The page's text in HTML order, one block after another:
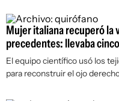
Mujer italiana recuperó la
precedentes: llevaba
El equipo científico usó los
para reconstruir el ojo